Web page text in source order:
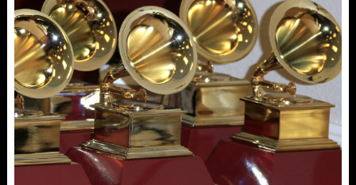
KVÍZY
VIP
TRENDY
KULTURA
MIX
PLAYLIST
JAK NALADIT